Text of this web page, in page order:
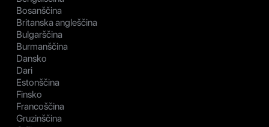
Bosanščina
Britanska angleščina
Bulgarščina
Burmanščina
Dansko
Dari
Estonščina
Finsko
Francoščina
Gruzinščina